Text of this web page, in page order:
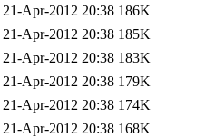
21-Apr-2012 20:38 186K
21-Apr-2012 20:38 185K
21-Apr-2012 20:38 183K
21-Apr-2012 20:38 179K
21-Apr-2012 20:38 174K
21-Apr-2012 20:38 168K